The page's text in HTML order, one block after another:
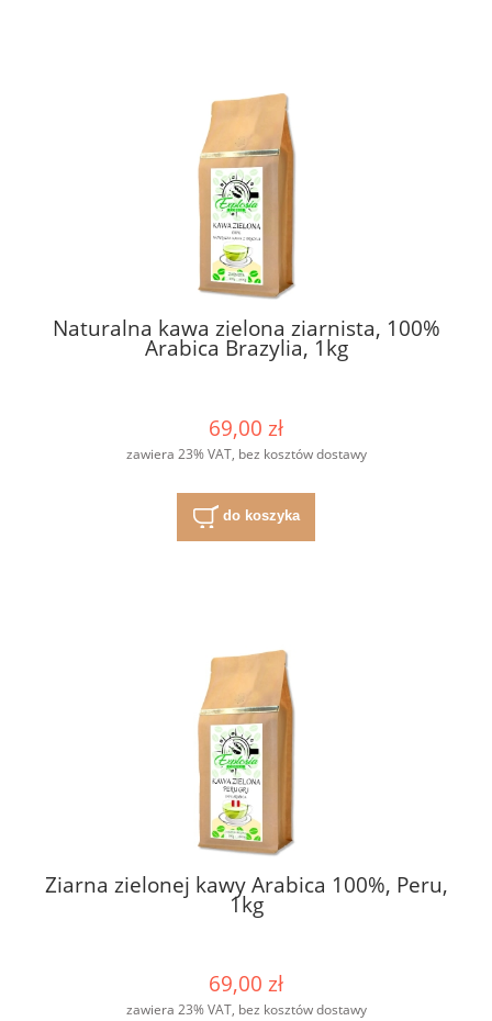
Naturalna kawa zielona ziarnista, 100%
Arabica Brazylia, 1kg
69,00 zł
zawiera 23% VAT, bez kosztów dostawy
do koszyka
Ziarna zielonej kawy Arabica 100%, Peru,
1kg
69,00 zł
zawiera 23% VAT, bez kosztów dostawy